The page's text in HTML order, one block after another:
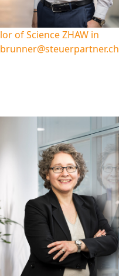
of Science ZHAW in